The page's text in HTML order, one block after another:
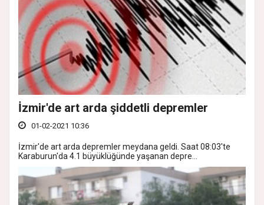
İzmir'de art arda şiddetli depremler
01-02-2021 10:36
İzmir'de art arda depremler meydana geldi. Saat 08:03'te
Karaburun'da 4.1 büyüklüğünde yaşanan depre...